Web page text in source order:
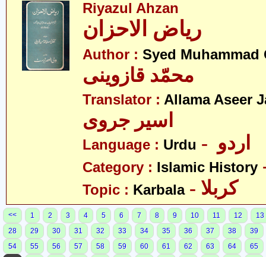
Riyazul Ahzan
Author : Syed Muhammad
محمّد قازوینی
Translator : Allama Aseer
اسیر جروی
Language : Urdu
Category : Islamic History
Topic : Karbala - کربلا
<< 1 2 3 4 5 6 7 8 9 10 11 12
13
28
29 30 31 32 33 34 35 36 37 38
39
54
55 56 57 58 59 60 61 62 63 64
65